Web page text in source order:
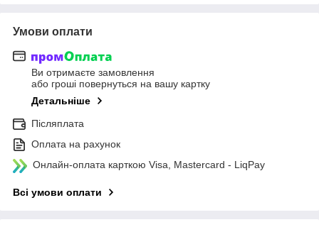
Умови оплати
Ви отримаєте замовлення
або гроші повернуться на вашу картку
Детальніше
Післяплата
Оплата на рахунок
Онлайн-оплата карткою Visa, Mastercard - LiqPay
Всі умови оплати